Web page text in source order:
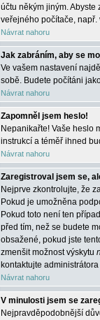
účtu někým jiným.
veřejného počítače,
Návrat nahoru
Jak zabráním, aby se
Ve vašem nastavení
sobě. Budete počítáni
Návrat nahoru
Zapomněl jsem heslo!
Nepanikařte! Vaše heslo
instrukcí a téměř ihned
Návrat nahoru
Zaregistroval jsem se,
Nejprve zkontrolujte, že
Pokud je umožněna
Pokud toto není ten
před tím, než se budete
obsažené, pokud jste
zmenšit možnost výskytu
kontaktujte
Návrat nahoru
V minulosti jsem se
Nejpravděpodobnější